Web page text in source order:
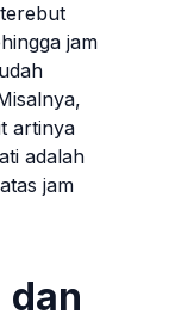
jam
artinya
adalah
jam
dan